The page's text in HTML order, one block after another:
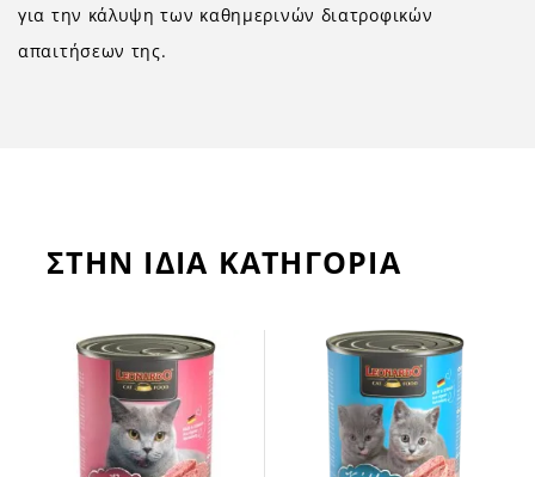
για την κάλυψη των καθημερινών διατροφικών
απαιτήσεων της.
ΣΤΗΝ ΙΔΙΑ ΚΑΤΗΓΟΡΙΑ
LEONARDO CAT ADULT
RABBIT 400gr